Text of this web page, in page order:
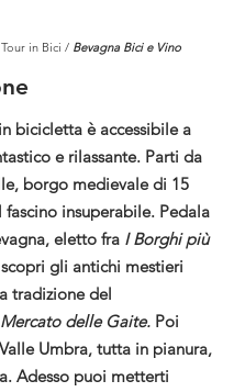
Tour in Bici / Bevagna Bici e Vino
bicicletta è accessibile a
e rilassante. Parti da
borgo medievale di 15
insuperabile. Pedala
eletto fra I Borghi più
scopri gli antichi mestieri
tradizione del
Mercato delle Gaite. Poi
Umbra, tutta in pianura,
Adesso puoi metterti